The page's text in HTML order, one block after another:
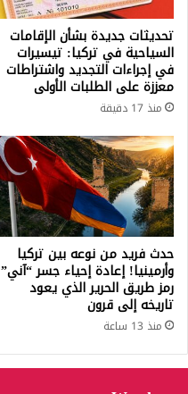
تحديثات جديدة بشأن الإقامات
السياحية في تركيا: تيسيرات
في إجراءات التجديد واشتراطات
معززة على الطلبات الأولى
منذ 17 دقيقة
حدث فريد من نوعه بين تركيا
وأرمينيا! إعادة إحياء جسر “آني”
رمز طريق الحرير الذي يعود
تاريخه إلى قرون
منذ 13 ساعة